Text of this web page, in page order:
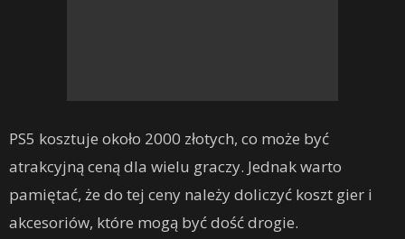
PS5 kosztuje około 2000 złotych, co może być
atrakcyjną ceną dla wielu graczy. Jednak warto
pamiętać, że do tej ceny należy doliczyć koszt gier i
akcesoriów, które mogą być dość drogie.